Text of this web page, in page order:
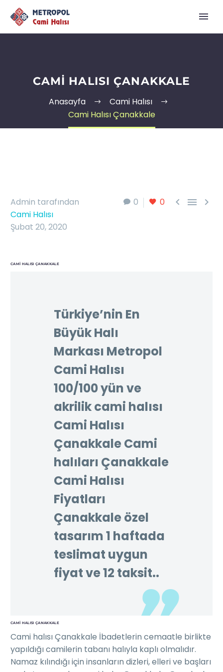
CAMI HALISI ÇANAKKALE
Anasayfa
Cami Halısı
Cami Halısı Çanakkale
0 0   
Admin tarafından
Cami Halısı
Şubat 20, 2020
CAMI HALISI ÇANAKKALE
Türkiye’nin En
Büyük Halı
Markası Metropol
Cami Halısı
100/100 yün ve
akrilik cami halısı
Cami Halısı
Çanakkale Cami
halıları Çanakkale
Cami Halısı
Fiyatları
Çanakkale özel
tasarım 1 haftada
teslimat uygun
fiyat ve 12 taksit..
CAMI HALISI ÇANAKKALE
Cami halısı Çanakkale İbadetlerin cemaatle birlikte
yapıldığı camilerin tabanı halıyla kaplı olmalıdır.
Namaz kılındığı için insanların dizleri, elleri ve başları